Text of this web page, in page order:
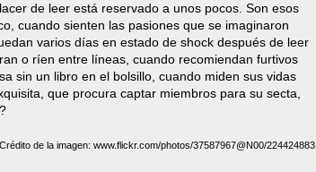
de leer está reservado a unos pocos. Son esos
cuando sienten las pasiones que se imaginaron
varios días en estado de shock después de leer
o ríen entre líneas, cuando recomiendan furtivos
sin un libro en el bolsillo, cuando miden sus vidas
que procura captar miembros para su secta,
Crédito de la imagen: www.flickr.com/photos/37587967@N00/224424883